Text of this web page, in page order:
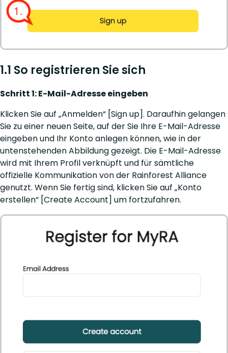
1.1 So registrieren Sie sich
Schritt 1: E-Mail-Adresse eingeben
Klicken Sie auf „Anmelden“ [Sign up]. Daraufhin gelangen
Sie zu einer neuen Seite, auf der Sie Ihre E-Mail-Adresse
eingeben und Ihr Konto anlegen können, wie in der
untenstehenden Abbildung gezeigt. Die E-Mail-Adresse
wird mit Ihrem Profil verknüpft und für sämtliche
offizielle Kommunikation von der Rainforest Alliance
genutzt. Wenn Sie fertig sind, klicken Sie auf „Konto
erstellen“ [Create Account] um fortzufahren.